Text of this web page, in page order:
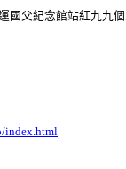
index.html